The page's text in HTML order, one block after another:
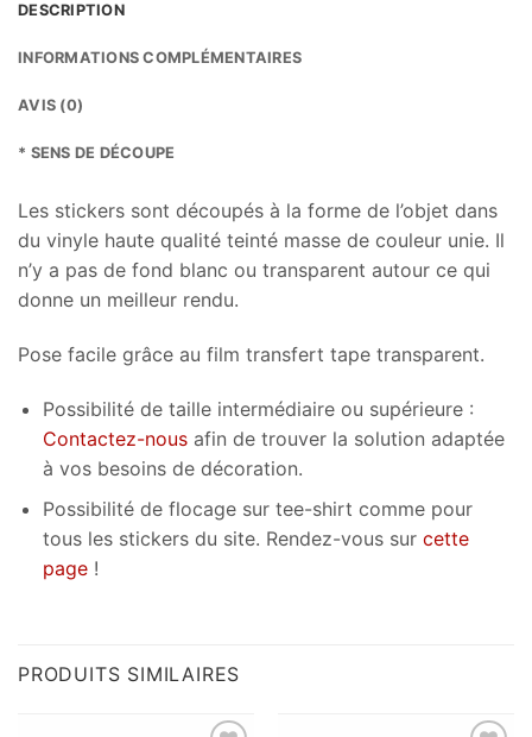
DESCRIPTION
INFORMATIONS COMPLÉMENTAIRES
AVIS (0)
* SENS DE DÉCOUPE
Les stickers sont découpés à la forme de l’objet dans
du vinyle haute qualité teinté masse de couleur unie. Il
n’y a pas de fond blanc ou transparent autour ce qui
donne un meilleur rendu.
Pose facile grâce au film transfert tape transparent.
Possibilité de taille intermédiaire ou supérieure :
Contactez-nousafin de trouver la solution adaptée
à vos besoins de décoration.
Possibilité de flocage sur tee-shirt comme pour
tous les stickers du site. Rendez-vous sur cette
page!
PRODUITS SIMILAIRES